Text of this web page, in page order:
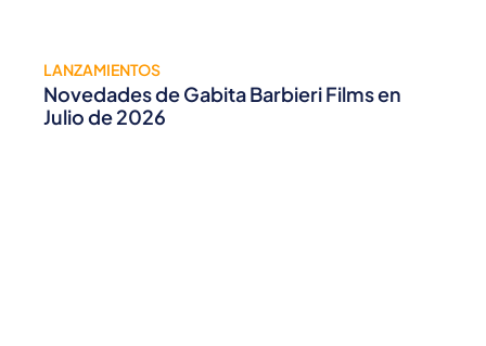
LANZAMIENTOS
Novedades de Gabita Barbieri Films en
Julio de 2026